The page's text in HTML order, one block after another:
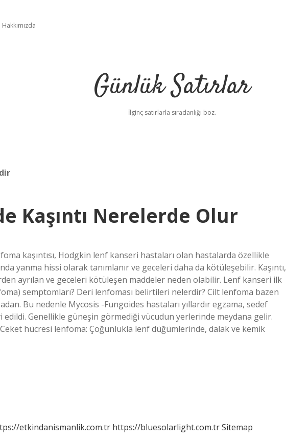
Hakkımızda
Günlük Satırlar
İlginç satırlarla sıradanlığı boz.
Kaşıntı Nerelerde Olur
kaşıntısı, Hodgkin lenf kanseri hastaları olan hastalarda özellikle
yanma hissi olarak tanımlanır ve geceleri daha da kötüleşebilir. Kaşıntı,
ayrılan ve geceleri kötüleşen maddeler neden olabilir. Lenf kanseri ilk
semptomları? Deri lenfoması belirtileri nelerdir? Cilt lenfoma bazen
Bu nedenle Mycosis -Fungoides hastaları yıllardır egzama, sedef
edildi. Genellikle güneşin görmediği vücudun yerlerinde meydana gelir.
hücresi lenfoma: Çoğunlukla lenf düğümlerinde, dalak ve kemik
etkindanismanlik.com.tr https://bluesolarlight.com.trSitemap